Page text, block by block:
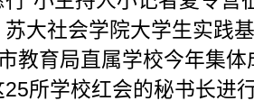
苏大社会学院大学生实践
教育局直属学校今年集体
25所学校红会的秘书长进